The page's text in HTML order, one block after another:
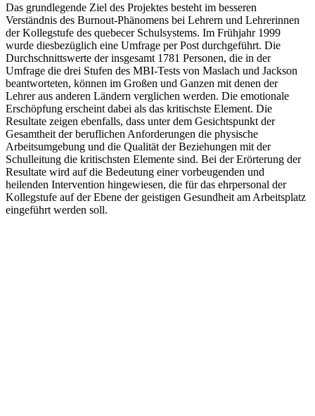
Das grundlegende Ziel des Projektes besteht im besseren
Verständnis des Burnout-Phänomens bei Lehrern und Lehrerinnen
der Kollegstufe des quebecer Schulsystems. Im Frühjahr 1999
wurde diesbezüglich eine Umfrage per Post durchgeführt. Die
Durchschnittswerte der insgesamt 1781 Personen, die in der
Umfrage die drei Stufen des MBI-Tests von Maslach und Jackson
beantworteten, können im Großen und Ganzen mit denen der
Lehrer aus anderen Ländern verglichen werden. Die emotionale
Erschöpfung erscheint dabei als das kritischste Element. Die
Resultate zeigen ebenfalls, dass unter dem Gesichtspunkt der
Gesamtheit der beruflichen Anforderungen die physische
Arbeitsumgebung und die Qualität der Beziehungen mit der
Schulleitung die kritischsten Elemente sind. Bei der Erörterung der
Resultate wird auf die Bedeutung einer vorbeugenden und
heilenden Intervention hingewiesen, die für das ehrpersonal der
Kollegstufe auf der Ebene der geistigen Gesundheit am Arbeitsplatz
eingeführt werden soll.